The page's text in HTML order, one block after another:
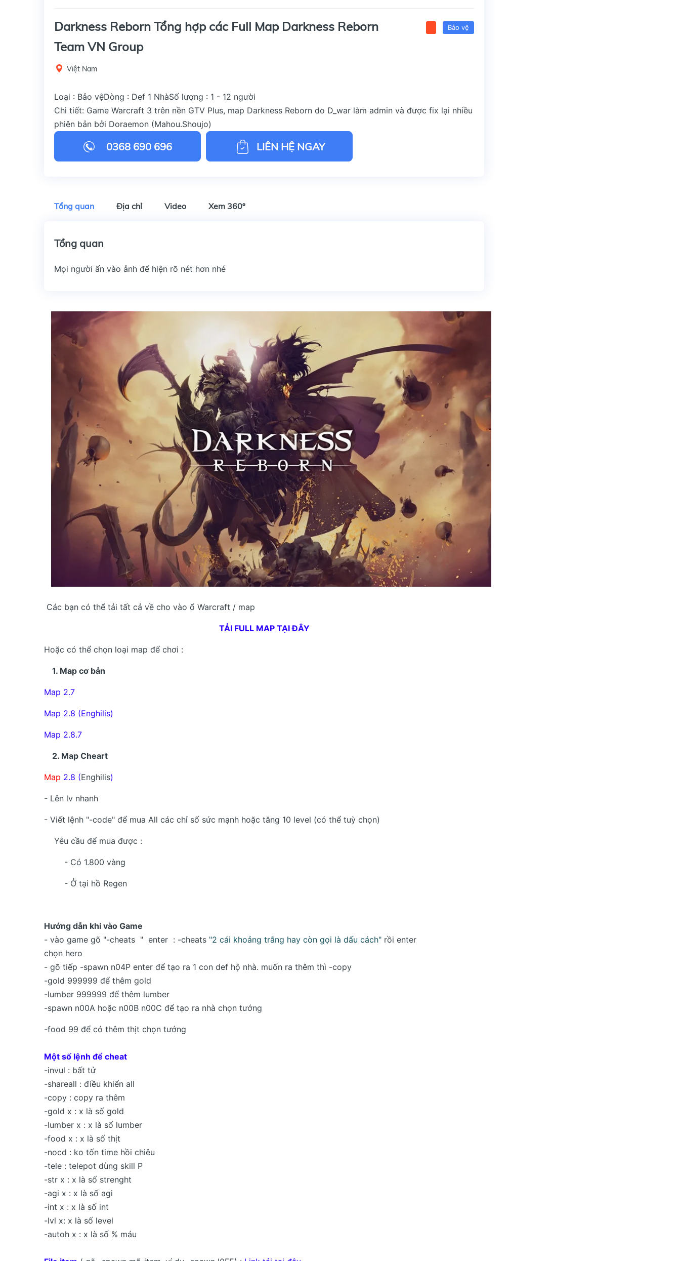
Darkness Reborn Tổng hợp các Full Map Darkness Reborn
Team VN Group
Bảo vệ
Việt Nam
Loại : Bảo vệDòng : Def 1 NhàSố lượng : 1 - 12 người
Chi tiết: Game Warcraft 3 trên nền GTV Plus, map Darkness Reborn do D_war làm admin và được fix lại nhiều
phiên bản bởi Doraemon (Mahou.Shoujo)
0368 690 696 LIÊN HỆ NGAY
Tổng quan Địa chỉ Video Xem 360º
Tổng quan
Mọi người ấn vào ảnh để hiện rõ nét hơn nhé
Các bạn có thể tải tất cả về cho vào ổ Warcraft / map
TẢI FULL MAP TẠI ĐÂY
Hoặc có thể chọn loại map để chơi :
1. Map cơ bản
Map 2.7
Map 2.8 (Enghilis)
Map 2.8.7
2. Map Cheart
Map 2.8 (Enghilis)
- Lên lv nhanh
- Viết lệnh "-code" để mua All các chỉ số sức mạnh hoặc tăng 10 level (có thể tuỳ chọn)
Yêu cầu để mua được :
- Có 1.800 vàng
- Ở tại hồ Regen
Hướng dẫn khi vào Game
- vào game gõ "-cheats  "  enter  : -cheats "2 cái khoảng trắng hay còn gọi là dấu cách" rồi enter
chọn hero
- gõ tiếp -spawn n04P enter để tạo ra 1 con def hộ nhà. muốn ra thêm thì -copy
-gold 999999 để thêm gold
-lumber 999999 để thêm lumber
-spawn n00A hoặc n00B n00C để tạo ra nhà chọn tướng
-food 99 để có thêm thịt chọn tướng
Một số lệnh để cheat
-invul : bất tử
-shareall : điều khiển all
-copy : copy ra thêm
-gold x : x là số gold
-lumber x : x là số lumber
-food x : x là số thịt
-nocd : ko tốn time hồi chiêu
-tele : telepot dùng skill P
-str x : x là số strenght
-agi x : x là số agi
-int x : x là số int
-lvl x: x là số level
-autoh x : x là số % máu